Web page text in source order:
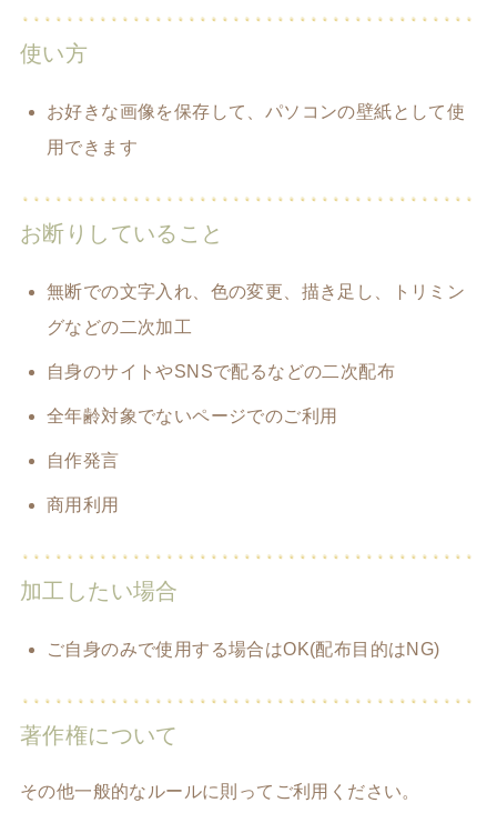
使い方
お好きな画像を保存して、パソコンの壁紙として使
用できます
お断りしていること
無断での文字入れ、色の変更、描き足し、トリミン
グなどの二次加工
自身のサイトやSNSで配るなどの二次配布
全年齢対象でないページでのご利用
自作発言
商用利用
加工したい場合
ご自身のみで使用する場合はOK(配布目的はNG)
著作権について
その他一般的なルールに則ってご利用ください。